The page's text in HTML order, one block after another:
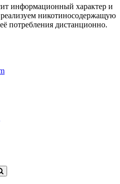
информационный характер и
никотиносодержащую
потребления дистанционно.